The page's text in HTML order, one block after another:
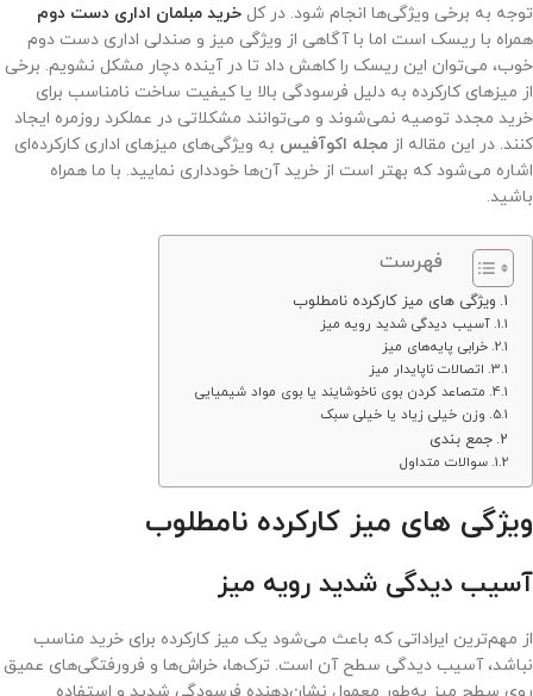
توجه به برخی ویژگی‌ها انجام شود. در کل خرید مبلمان اداری دست دوم
همراه با ریسک است اما با آگاهی از ویژگی میز و صندلی اداری دست دوم
خوب، می‌توان این ریسک را کاهش داد تا در آینده دچار مشکل نشویم. برخی
از میزهای کارکرده به دلیل فرسودگی بالا یا کیفیت ساخت نامناسب برای
خرید مجدد توصیه نمی‌شوند و می‌توانند مشکلاتی در عملکرد روزمره ایجاد
کنند. در این مقاله از مجله اکوآفیس به ویژگی‌های میزهای اداری کارکرده‌ای
اشاره می‌شود که بهتر است از خرید آن‌ها خودداری نمایید. با ما همراه
باشید.
فهرست
ویژگی های میز کارکرده نامطلوب
آسیب دیدگی شدید رویه میز
خرابی پایه‌های میز
اتصالات ناپایدار میز
متصاعد کردن بوی ناخوشایند یا بوی مواد شیمیایی
وزن خیلی زیاد یا خیلی سبک
جمع بندی
سوالات متداول
ویژگی های میز کارکرده نامطلوب
آسیب دیدگی شدید رویه میز
از مهم‌ترین ایراداتی که باعث می‌شود یک میز کارکرده برای خرید مناسب
نباشد، آسیب دیدگی سطح آن است. ترک‌ها، خراش‌ها و فرورفتگی‌های عمیق